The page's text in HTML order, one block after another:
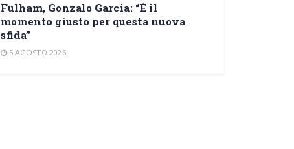
Fulham, Gonzalo Garcia: “È il
momento giusto per questa nuova
sfida”
5 AGOSTO 2026